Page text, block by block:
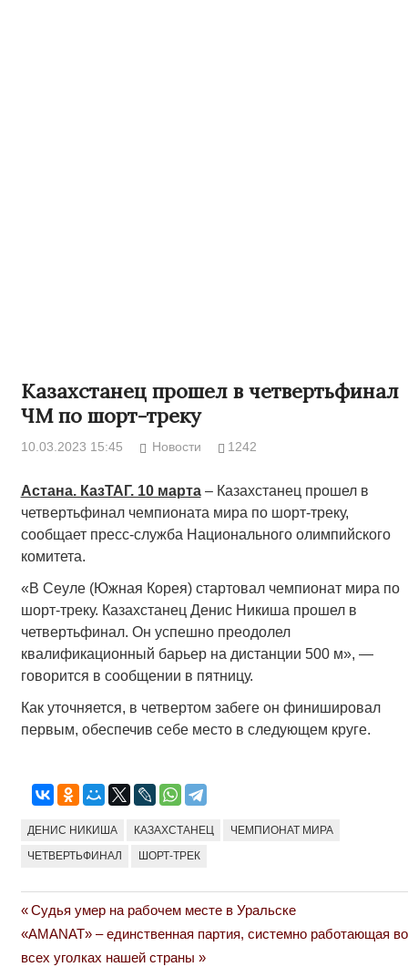
Казахстанец прошел в четвертьфинал
ЧМ по шорт-треку
10.03.2023 15:45 Новости 1242
Астана. КазТАГ. 10 марта– Казахстанец прошел в
четвертьфинал чемпионата мира по шорт-треку,
сообщает пресс-служба Национального олимпийского
комитета.
«В Сеуле (Южная Корея) стартовал чемпионат мира по
шорт-треку. Казахстанец Денис Никиша прошел в
четвертьфинал. Он успешно преодолел
квалификационный барьер на дистанции 500 м», —
говорится в сообщении в пятницу.
Как уточняется, в четвертом забеге он финишировал
первым, обеспечив себе место в следующем круге.
ДЕНИС НИКИША КАЗАХСТАНЕЦ ЧЕМПИОНАТ МИРА
ЧЕТВЕРТЬФИНАЛ ШОРТ-ТРЕК
Навигация
по
Previous
Post:
Судья умер на рабочем месте в Уральске
Next
Post:
«AMANAT» – единственная партия, системно работающая во
всех уголках нашей страны